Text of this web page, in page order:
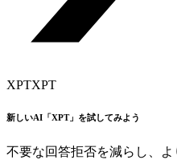
XPTXPT
新しいAI「XPT」を試してみよう
不要な回答拒否を減らし、